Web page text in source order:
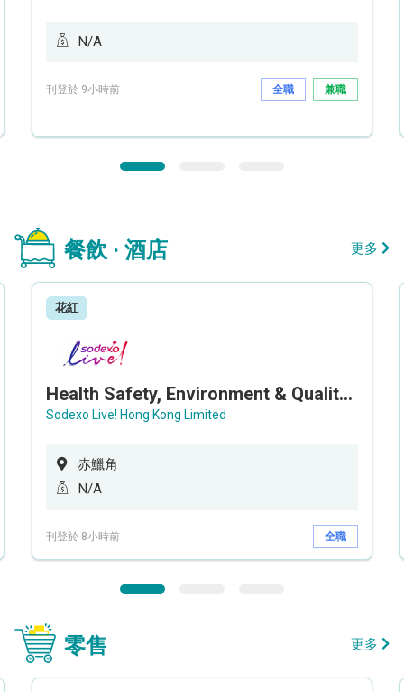
N/A
刊登於 9小時前 全職 兼職
餐飲 · 酒店 更多
花紅
Health Safety, Environment & Quality Assurance Officer (Maternity cover – 5 months contract)
Sodexo Live! Hong Kong Limited
赤鱲角
N/A
刊登於 8小時前 全職
零售 更多